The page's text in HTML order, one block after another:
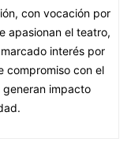
con vocación por
apasionan el teatro,
interés por
compromiso con el
impacto